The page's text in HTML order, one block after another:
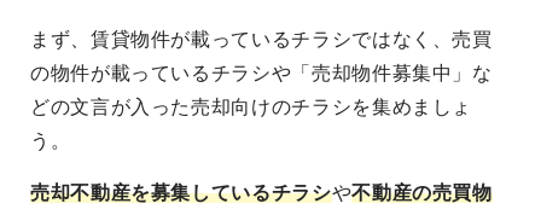
まず、賃貸物件が載っているチラシではなく、売買
の物件が載っているチラシや「売却物件募集中」な
どの文言が入った売却向けのチラシを集めましょ
う。
売却不動産を募集しているチラシや不動産の売買物